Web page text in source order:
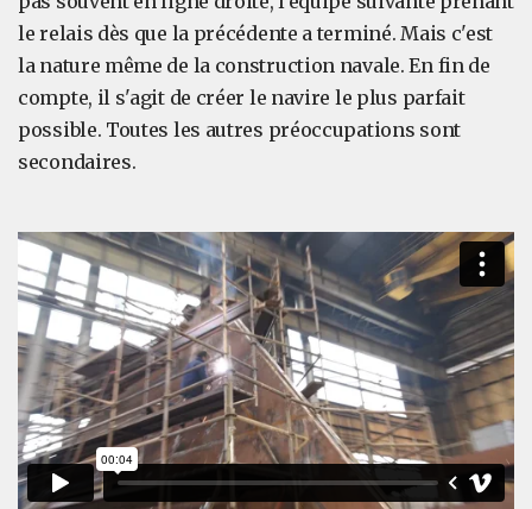
le relais dès que la précédente a terminé. Mais c'est
la nature même de la construction navale. En fin de
compte, il s'agit de créer le navire le plus parfait
possible. Toutes les autres préoccupations sont
secondaires.